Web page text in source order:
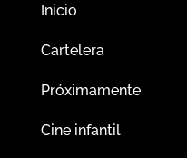
Inicio
Cartelera
Próximamente
Cine infantil